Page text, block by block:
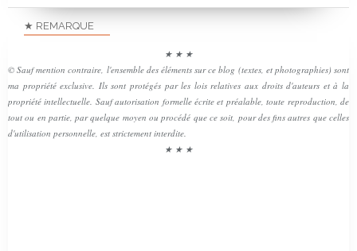
★ REMARQUE
★ ★ ★
© Sauf mention contraire, l'ensemble des éléments sur ce blog (textes, et photographies) sont
ma propriété exclusive. Ils sont protégés par les lois relatives aux droits d'auteurs et à la
propriété intellectuelle. Sauf autorisation formelle écrite et préalable, toute reproduction, de
tout ou en partie, par quelque moyen ou procédé que ce soit, pour des fins autres que celles
d'utilisation personnelle, est strictement interdite.
★ ★ ★